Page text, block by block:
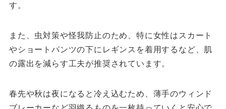
す。
また、虫対策や怪我防止のため、特に女性はスカート
やショートパンツの下にレギンスを着用するなど、肌
の露出を減らす工夫が推奨されています。
春先や秋は夜になると冷え込むため、薄手のウィンド